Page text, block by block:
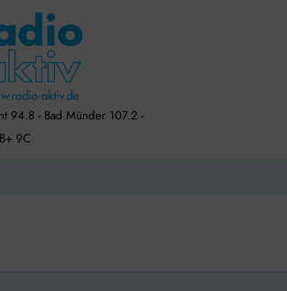
94.8 - Bad Münder 107.2 -
9C